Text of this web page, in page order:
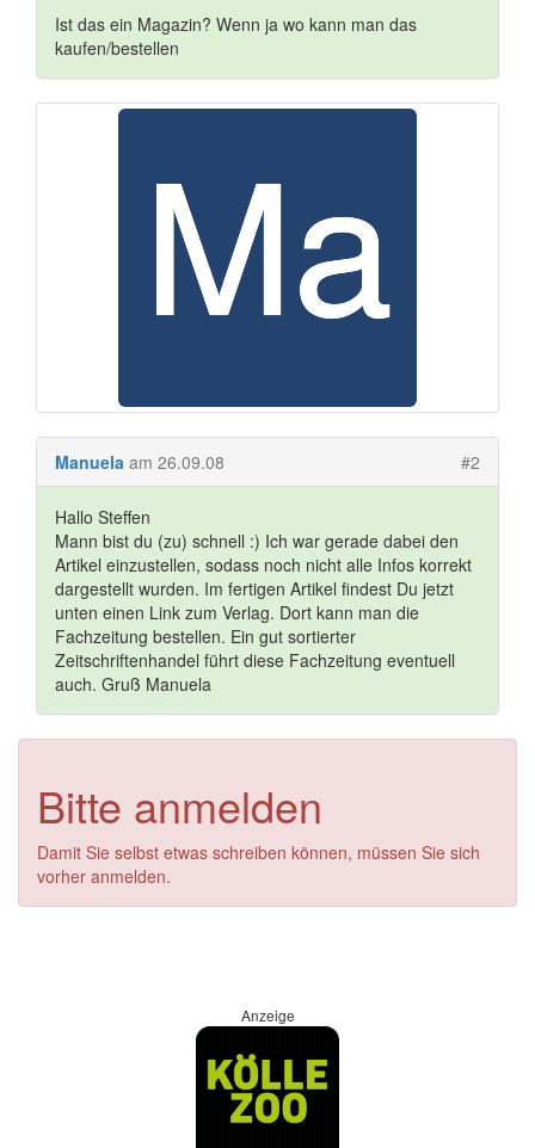
Ist das ein Magazin? Wenn ja wo kann man das
kaufen/bestellen
Manuela am 26.09.08 #2
Hallo Steffen
Mann bist du (zu) schnell :) Ich war gerade dabei den
Artikel einzustellen, sodass noch nicht alle Infos korrekt
dargestellt wurden. Im fertigen Artikel findest Du jetzt
unten einen Link zum Verlag. Dort kann man die
Fachzeitung bestellen. Ein gut sortierter
Zeitschriftenhandel führt diese Fachzeitung eventuell
auch. Gruß Manuela
Bitte anmelden
Damit Sie selbst etwas schreiben können, müssen Sie sich
vorher anmelden.
Anzeige